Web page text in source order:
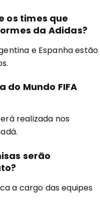
os times que
da Adidas?
e Espanha estão
do Mundo FIFA
realizada nos
serão
a cargo das equipes